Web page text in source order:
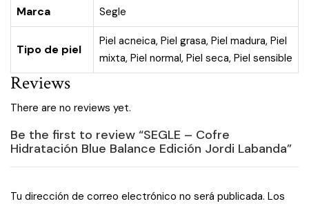
Marca Segle
Tipo de piel
Piel acneica, Piel grasa, Piel madura, Piel
mixta, Piel normal, Piel seca, Piel sensible
Reviews
There are no reviews yet.
Be the first to review “SEGLE – Cofre
Hidratación Blue Balance Edición Jordi Labanda”
Tu dirección de correo electrónico no será publicada. Los